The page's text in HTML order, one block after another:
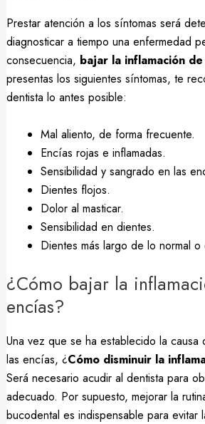
Prestar atención a los síntomas será
diagnosticar a tiempo una enfermedad
consecuencia, bajar la inflamación
presentas los siguientes síntomas, te
dentista lo antes posible:
Mal aliento, de forma frecuente.
Encías rojas e inflamadas.
Sensibilidad y sangrado en las
Dientes flojos.
Dolor al masticar.
Sensibilidad en dientes.
Dientes más largo de lo normal
¿Cómo bajar la
encías?
Una vez que se ha establecido la causa
las encías, ¿Cómo disminuir la
Será necesario acudir al dentista para
adecuado. Por supuesto, mejorar la
bucodental es indispensable para evitar